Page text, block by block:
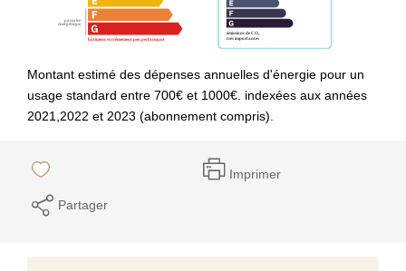
Montant estimé des dépenses annuelles d'énergie pour un
usage standard entre 700€ et 1000€. indexées aux années
2021,2022 et 2023 (abonnement compris).
Imprimer
Partager